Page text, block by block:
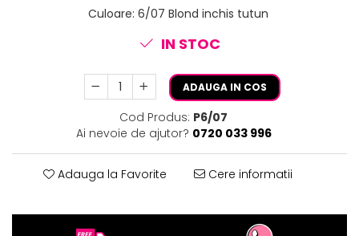
Culoare: 6/07 Blond inchis tutun
IN STOC
ADAUGA IN COS
Cod Produs: P6/07
Ai nevoie de ajutor? 0720 033 996
Adauga la Favorite Cere informatii